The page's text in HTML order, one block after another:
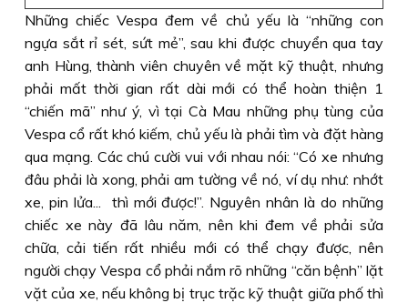
Những chiếc Vespa đem về chủ yếu là “những con
ngựa sắt rỉ sét, sứt mẻ”, sau khi được chuyển qua tay
anh Hùng, thành viên chuyên về mặt kỹ thuật, nhưng
phải mất thời gian rất dài mới có thể hoàn thiện 1
“chiến mã” như ý, vì tại Cà Mau những phụ tùng của
Vespa cổ rất khó kiếm, chủ yếu là phải tìm và đặt hàng
qua mạng. Các chú cười vui với nhau nói: “Có xe nhưng
đâu phải là xong, phải am tường về nó, ví dụ như: nhớt
xe, pin lửa... thì mới được!”. Nguyên nhân là do những
chiếc xe này đã lâu năm, nên khi đem về phải sửa
chữa, cải tiến rất nhiều mới có thể chạy được, nên
người chạy Vespa cổ phải nắm rõ những “căn bệnh” lặt
vặt của xe, nếu không bị trục trặc kỹ thuật giữa phố thì